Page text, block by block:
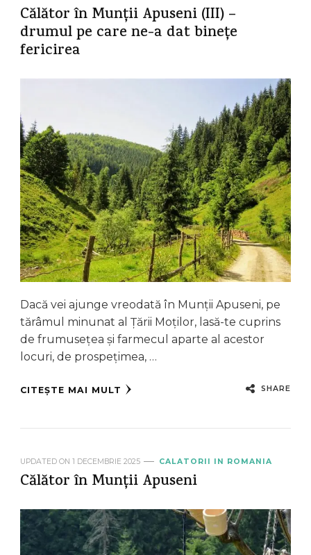
Călător în Munții Apuseni (III) –
drumul pe care ne-a dat binețe
fericirea
Dacă vei ajunge vreodată în Munții Apuseni, pe
tărâmul minunat al Țării Moților, lasă-te cuprins
de frumusețea și farmecul aparte al acestor
locuri, de prospețimea, …
CITEȘTE MAI MULT SHARE
UPDATED ON 1 DECEMBRIE 2025 CALATORII IN ROMANIA
Călător în Munții Apuseni